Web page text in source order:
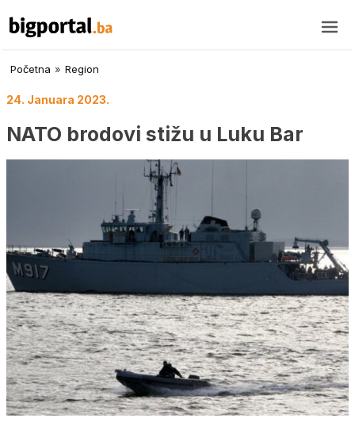
Početna » Region
24. Januara 2023.
NATO brodovi stižu u Luku Bar